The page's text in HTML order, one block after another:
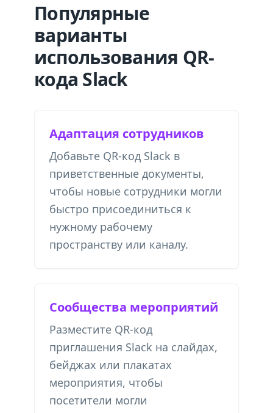
Популярные
варианты
использования QR-
кода Slack
Адаптация сотрудников
Добавьте QR-код Slack в
приветственные документы,
чтобы новые сотрудники могли
быстро присоединиться к
нужному рабочему
пространству или каналу.
Сообщества мероприятий
Разместите QR-код
приглашения Slack на слайдах,
бейджах или плакатах
мероприятия, чтобы
посетители могли